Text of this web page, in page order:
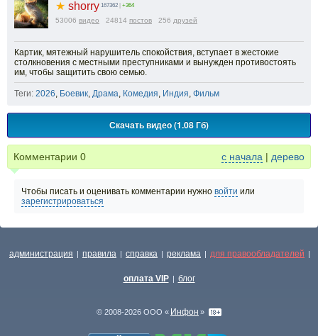
★ shorry 167362 +364
53006 видео 24814 постов 256 друзей
Картик, мятежный нарушитель спокойствия, вступает в жестокие
столкновения с местными преступниками и вынужден противостоять
им, чтобы защитить свою семью.
Теги: 2026, Боевик, Драма, Комедия, Индия, Фильм
Скачать видео (1.08 Гб)
Комментарии 0 с начала | дерево
Чтобы писать и оценивать комментарии нужно войти или
зарегистрироваться
администрация | правила | справка | реклама | для правообладателей |
оплата VIP | блог
© 2008-2026 ООО « Инфон »